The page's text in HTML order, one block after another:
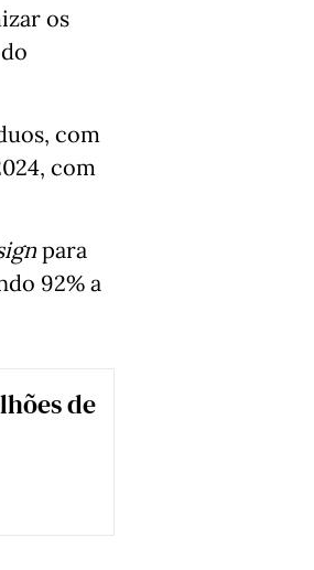
os
com
com
para
92% a
de